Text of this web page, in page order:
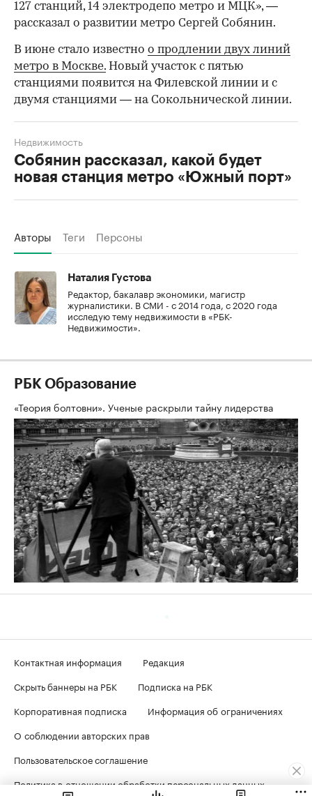
127 станций, 14 электродепо метро и МЦК», —
рассказал о развитии метро Сергей Собянин.
В июне стало известно о продлении двух линий
метро в Москве. Новый участок с пятью
станциями появится на Филевской линии и с
двумя станциями — на Сокольнической линии.
Собянин рассказал, какой будет
новая станция метро «Южный порт»
Недвижимость
Авторы Теги Персоны
Наталия Густова
Редактор, бакалавр экономики, магистр
журналистики. В СМИ - с 2014 года, с 2020 года
исследую тему недвижимости в «РБК-
Недвижимости».
РБК Образование
«Теория болтовни». Ученые раскрыли тайну лидерства
Контактная информация
Редакция
Скрыть баннеры на РБК
Подписка на РБК
Корпоративная подписка
Информация об ограничениях
О соблюдении авторских прав
Пользовательское соглашение
Политика в отношении обработки персональных данных